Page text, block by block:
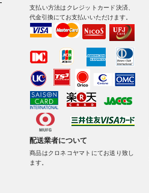
支払い方法はクレジットカード決済、
代金引換にてお支払いいただけます。
配送業者について
商品はクロネコヤマトにてお送り致し
ます。